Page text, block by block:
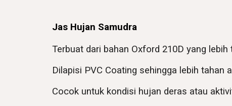
Jas Hujan Samudra
Terbuat dari bahan Oxford 210D yang lebih
Dilapisi PVC Coating sehingga lebih tahan
Cocok untuk kondisi hujan deras atau